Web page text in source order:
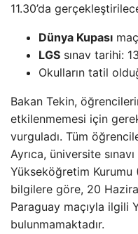
11.30’da
Dünya Kupası
LGS sınav tarihi:
Okulların tatil
Bakan Tekin,
etkilenmemesi için
vurguladı. Tüm
Ayrıca, üniversite
Yükseköğretim Kurumu
bilgilere göre, 20
Paraguay maçıyla ilgili
bulunmamaktadır.